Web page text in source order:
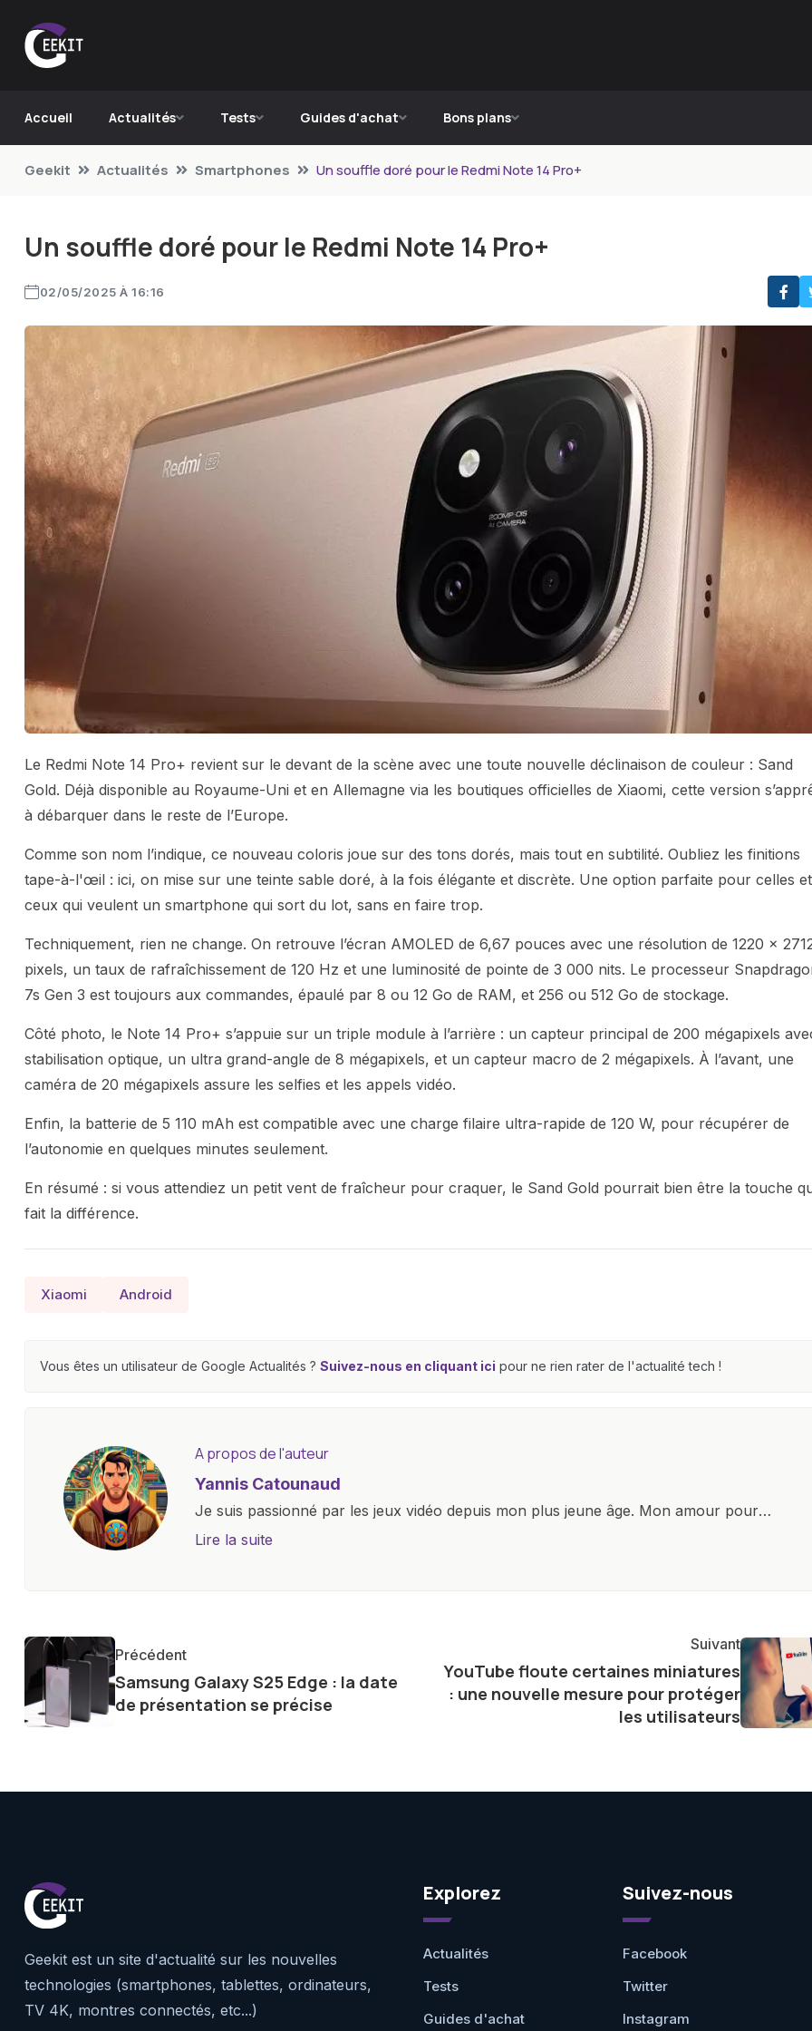
Accueil Actualités Tests Guides d'achat Bons plans
Geekit Actualités Smartphones Un souffle doré pour le Redmi Note 14 Pro+
Un souffle doré pour le Redmi Note 14 Pro+
02/05/2025 À 16:16
Le Redmi Note 14 Pro+ revient sur le devant de la scène avec une toute nouvelle déclinaison de couleur : Sand
Gold. Déjà disponible au Royaume-Uni et en Allemagne via les boutiques officielles de Xiaomi, cette version
à débarquer dans le reste de l’Europe.
Comme son nom l’indique, ce nouveau coloris joue sur des tons dorés, mais tout en subtilité. Oubliez les finitions
tape-à-l'œil : ici, on mise sur une teinte sable doré, à la fois élégante et discrète. Une option parfaite pour celles et
ceux qui veulent un smartphone qui sort du lot, sans en faire trop.
Techniquement, rien ne change. On retrouve l’écran AMOLED de 6,67 pouces avec une résolution de 1220 x
pixels, un taux de rafraîchissement de 120 Hz et une luminosité de pointe de 3 000 nits. Le processeur
7s Gen 3 est toujours aux commandes, épaulé par 8 ou 12 Go de RAM, et 256 ou 512 Go de stockage.
Côté photo, le Note 14 Pro+ s’appuie sur un triple module à l’arrière : un capteur principal de 200 mégapixels
stabilisation optique, un ultra grand-angle de 8 mégapixels, et un capteur macro de 2 mégapixels. À l’avant, une
caméra de 20 mégapixels assure les selfies et les appels vidéo.
Enfin, la batterie de 5 110 mAh est compatible avec une charge filaire ultra-rapide de 120 W, pour récupérer de
l’autonomie en quelques minutes seulement.
En résumé : si vous attendiez un petit vent de fraîcheur pour craquer, le Sand Gold pourrait bien être la touche
fait la différence.
Xiaomi Android
Vous êtes un utilisateur de Google Actualités ? Suivez-nous en cliquant ici pour ne rien rater de l'actualité tech !
A propos de l'auteur
Yannis Catounaud
Je suis passionné par les jeux vidéo depuis mon plus jeune âge. Mon amour pour
l'univers numérique m'a conduit à explorer constamment les dernières avancées dans
communauté en ligne. Mon engagement envers l'exploration constante des frontières
de la technologie me permet de présenter aux lecteurs un aperçu captivant de ce que
le futur numérique nous réserve.
Lire la suite
Précédent
Samsung Galaxy S25 Edge : la date
de présentation se précise
Suivant
YouTube floute certaines miniatures
: une nouvelle mesure pour protéger
les utilisateurs
Geekit est un site d'actualité sur les nouvelles
technologies (smartphones, tablettes, ordinateurs,
TV 4K, montres connectés, etc...)
Explorez
Actualités
Tests
Guides d'achat
Suivez-nous
Facebook
Twitter
Instagram